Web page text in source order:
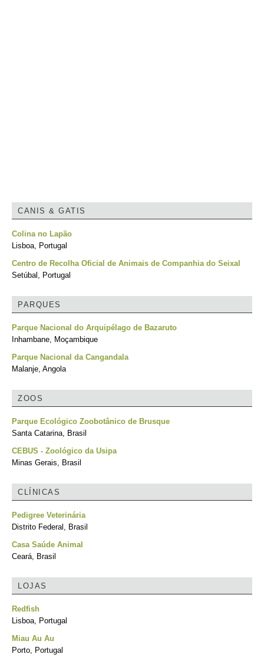
CANIS & GATIS
Colina no Lapão
Lisboa, Portugal
Centro de Recolha Oficial de Animais de Companhia do Seixal
Setúbal, Portugal
PARQUES
Parque Nacional do Arquipélago de Bazaruto
Inhambane, Moçambique
Parque Nacional da Cangandala
Malanje, Angola
ZOOS
Parque Ecológico Zoobotânico de Brusque
Santa Catarina, Brasil
CEBUS - Zoológico da Usipa
Minas Gerais, Brasil
CLÍNICAS
Pedigree Veterinária
Distrito Federal, Brasil
Casa Saúde Animal
Ceará, Brasil
LOJAS
Redfish
Lisboa, Portugal
Miau Au Au
Porto, Portugal